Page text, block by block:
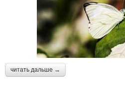
читать дальше →